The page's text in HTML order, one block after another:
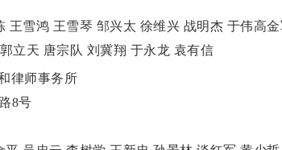
雪鸿 王雪琴 邹兴太 徐维兴 战明杰 于伟高
立天 唐宗队 刘冀翔 于永龙 袁有信
师事务所
8号